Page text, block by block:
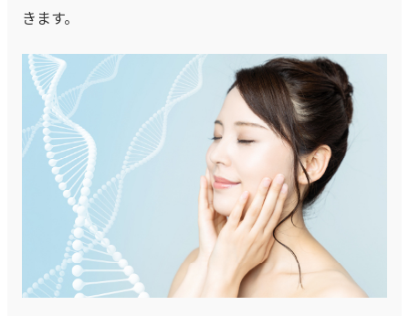
きます。